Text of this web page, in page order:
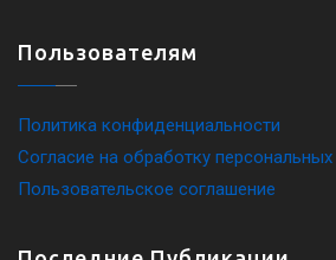
Пользователям
Политика конфиденциальности
Согласие на обработку
Пользовательское соглашение